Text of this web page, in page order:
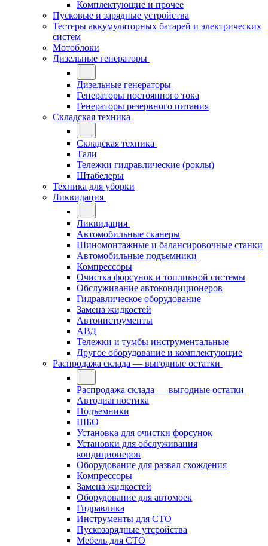
Комплектующие и прочее
Пусковые и зарядные устройства
Тестеры аккумуляторных батарей и электрических
систем
Мотоблоки
Дизельные генераторы
Дизельные генераторы
Генераторы постоянного тока
Генераторы резервного питания
Складская техника
Складская техника
Тали
Тележки гидравлические (роклы)
Штабелеры
Техника для уборки
Ликвидация
Ликвидация
Автомобильные сканеры
Шиномонтажные и балансировочные станки
Автомобильные подъемники
Компрессоры
Очистка форсунок и топливной системы
Обслуживание автокондиционеров
Гидравлическое оборудование
Замена жидкостей
Автоинструменты
АВД
Тележки и тумбы инструментальные
Другое оборудование и комплектующие
Распродажа склада — выгодные остатки
Распродажа склада — выгодные остатки
Автодиагностика
Подъемники
ШБО
Установка для очистки форсунок
Установки для обслуживания
кондиционеров
Оборудование для развал схождения
Компрессоры
Замена жидкостей
Оборудование для автомоек
Гидравлика
Инструменты для СТО
Пускозарядные утсройства
Мебель для СТО